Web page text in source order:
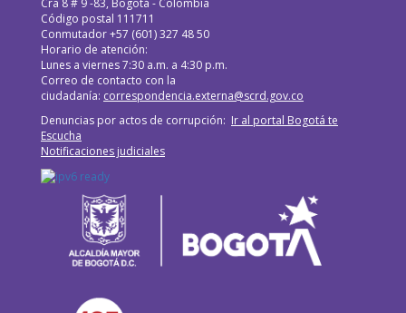
Cra 8 # 9 -83, Bogotá - Colombia
Código postal 111711
Conmutador +57 (601) 327 48 50
Horario de atención:
Lunes a viernes 7:30 a.m. a 4:30 p.m.
Correo de contacto con la
ciudadanía: correspondencia.externa@scrd.gov.co
Denuncias por actos de corrupción: Ir al portal Bogotá te
Escucha
Notificaciones judiciales